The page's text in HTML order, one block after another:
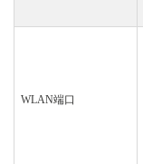
WLAN端口